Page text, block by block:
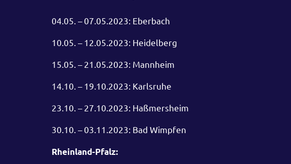
04.05. – 07.05.2023: Eberbach
10.05. – 12.05.2023: Heidelberg
15.05. – 21.05.2023: Mannheim
14.10. – 19.10.2023: Karlsruhe
23.10. – 27.10.2023: Haßmersheim
30.10. – 03.11.2023: Bad Wimpfen
Rheinland-Pfalz: